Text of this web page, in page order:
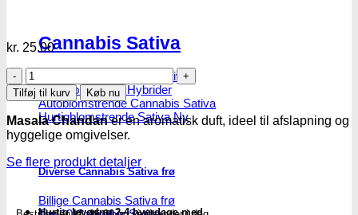
Cannabis Sativa
Feminiseret Cannabis Sativa
Cannabis Sativa Hybrider
Autoblomstrende Cannabis Sativa
Hurtigblomstrende Sativa
Diverse Cannabis Sativa frø
Billige Cannabis Sativa frø
kr. 25.00
Satya
|
Røgelsespinde
–
Masala
Chandan
–
15
antal
Tilføj til kurv Køb nu
Masala Chandaner en aromatisk duft, ideel til afslapning og
hyggelige omgivelser.
Se flere produkt detaljer
Hurtig levering 2-4 hverdage med